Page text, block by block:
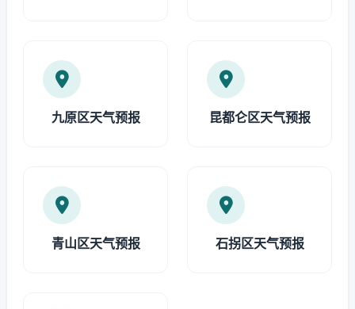
九原区天气预报 昆都仑区天气预报
青山区天气预报 石拐区天气预报